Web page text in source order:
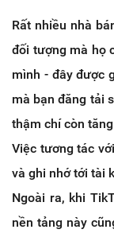
Rất nhiều nhà
đối tượng mà họ
mình - đây được
mà bạn đăng tải
thậm chí còn
Việc tương tác
và ghi nhớ tới tài
Ngoài ra, khi
nền tảng này